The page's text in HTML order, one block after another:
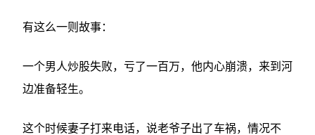
有这么一则故事：
一个男人炒股失败，亏了一百万，他内心崩溃，来到河
边准备轻生。
这个时候妻子打来电话，说老爷子出了车祸，情况不